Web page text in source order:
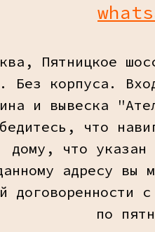
Пятницкое
Без корпуса.
и вывеска
что
дому, что указан
адресу вы
по